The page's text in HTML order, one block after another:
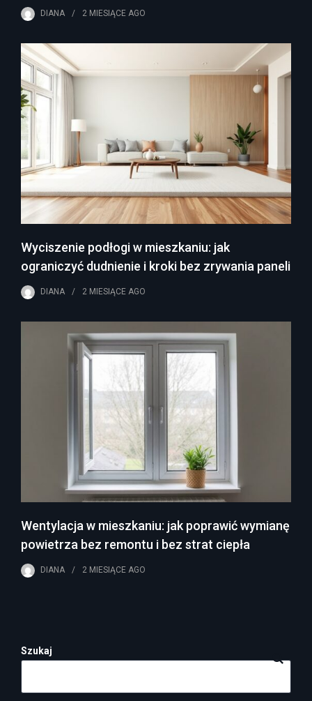
DIANA 2 MIESIĄCE AGO
Wyciszenie podłogi w mieszkaniu: jak
ograniczyć dudnienie i kroki bez zrywania paneli
DIANA 2 MIESIĄCE AGO
Wentylacja w mieszkaniu: jak poprawić wymianę
powietrza bez remontu i bez strat ciepła
DIANA 2 MIESIĄCE AGO
Szukaj